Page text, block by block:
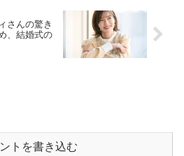
さんの驚き
、結婚式の
トを書き込む